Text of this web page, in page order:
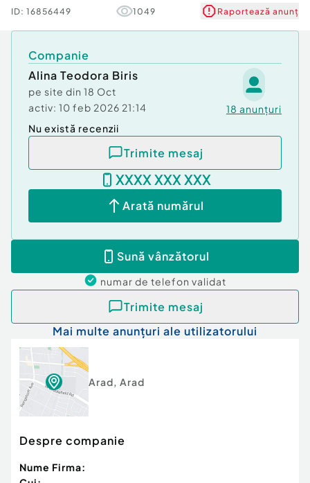
Număr niveluri imobil 10
Comfort 1
ID: 16856449 1049 Raportează anunț
Companie
Alina Teodora Biris
pe site din 18 Oct
activ: 10 feb 2026 21:14 18 anunțuri
Nu există recenzii
Trimite mesaj
XXXX XXX XXX
Arată numărul
Sună vânzătorul
numar de telefon validat
Trimite mesaj
Mai multe anunțuri ale utilizatorului
Arad, Arad
Despre companie
Nume Firma: